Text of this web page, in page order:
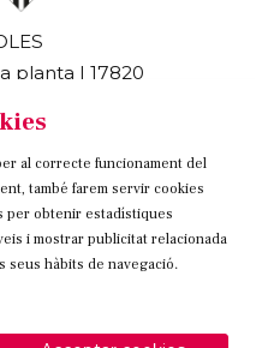
planta | 17820
CookiesContacteu
instagram
a twitter
Link a facebook
al correcte funcionament del
també farem servir cookies
per obtenir estadístiques
i mostrar publicitat relacionada
seus hàbits de navegació.